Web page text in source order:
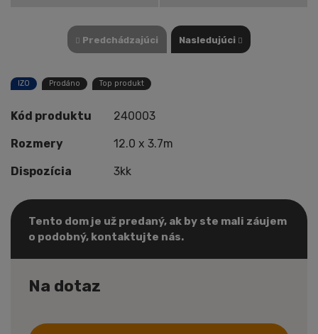
Predchádzajúci Nasledujúci
IZO Prodáno Top produkt
Kód produktu 240003
Rozmery 12.0 x 3.7m
Dispozícia 3kk
Tento dom je už predaný, ak by ste mali záujem
o podobný, kontaktujte nás.
Na dotaz